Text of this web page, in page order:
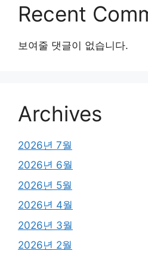
Recent
보여줄 댓글이 없습니다.
Archives
2026년 7월
2026년 6월
2026년 5월
2026년 4월
2026년 3월
2026년 2월